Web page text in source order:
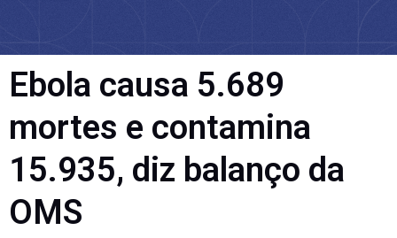
Ebola causa 5.689
mortes e contamina
15.935, diz balanço da
OMS